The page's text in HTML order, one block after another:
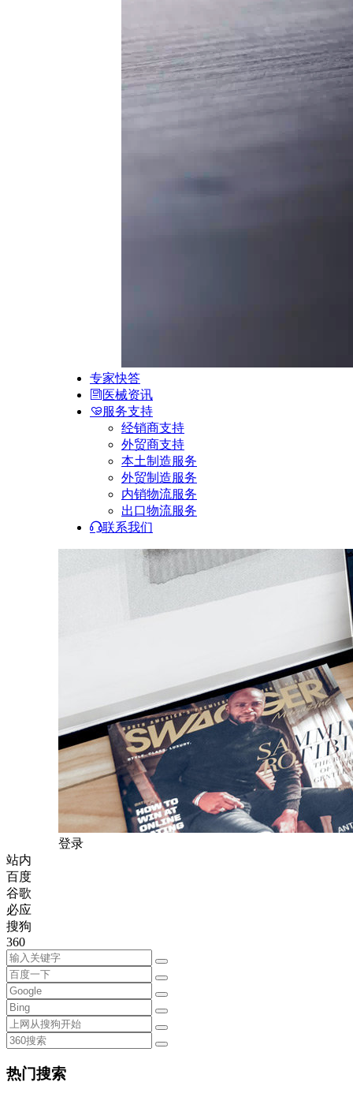
专家快答
医械资讯
服务支持
经销商支持
外贸商支持
本土制造服务
外贸制造服务
内销物流服务
出口物流服务
联系我们
登录
站内
百度
谷歌
必应
搜狗
360
热门搜索